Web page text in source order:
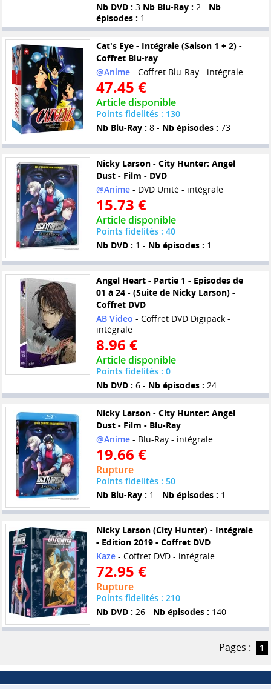
Nb DVD : 3 Nb Blu-Ray : 2 - Nb
épisodes : 1
Cat's Eye - Intégrale (Saison 1 + 2) -
Coffret Blu-ray
@Anime- Coffret Blu-Ray - intégrale
47.45 €
Article disponible
Points fidelités : 130
Nb Blu-Ray : 8 - Nb épisodes : 73
Nicky Larson - City Hunter: Angel
Dust - Film - DVD
@Anime- DVD Unité - intégrale
15.73 €
Article disponible
Points fidelités : 40
Nb DVD : 1 - Nb épisodes : 1
Angel Heart - Partie 1 - Episodes de
01 à 24 - (Suite de Nicky Larson) -
Coffret DVD
AB Video - Coffret DVD Digipack -
intégrale
8.96 €
Article disponible
Points fidelités : 0
Nb DVD : 6 - Nb épisodes : 24
Nicky Larson - City Hunter: Angel
Dust - Film - Blu-Ray
@Anime- Blu-Ray - intégrale
19.66 €
Rupture
Points fidelités : 50
Nb Blu-Ray : 1 - Nb épisodes : 1
Nicky Larson (City Hunter) - Intégrale
- Edition 2019 - Coffret DVD
Kaze- Coffret DVD - intégrale
72.95 €
Rupture
Points fidelités : 210
Nb DVD : 26 - Nb épisodes : 140
Pages : 1